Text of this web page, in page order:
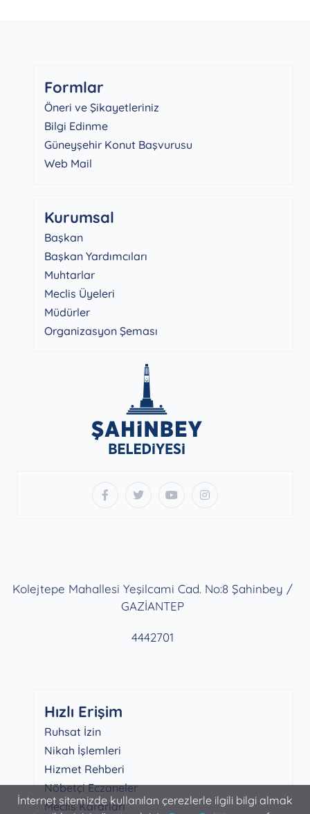
İnternet sitemizde kullanılan çerezlerle ilgili bilgi almak
Formlar
Öneri ve Şikayetleriniz
Bilgi Edinme
Güneyşehir Konut Başvurusu
Web Mail
Kurumsal
Başkan
Başkan Yardımcıları
Muhtarlar
Meclis Üyeleri
Müdürler
Organizasyon Şeması
Kolejtepe Mahallesi Yeşilcami Cad. No:8 Şahinbey /
GAZİANTEP
4442701
Hızlı Erişim
Ruhsat İzin
Nikah İşlemleri
Hizmet Rehberi
Nöbetçi Eczaneler
Meclis Kararları